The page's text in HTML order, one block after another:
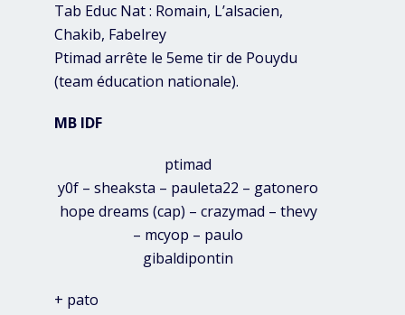
Tab Educ Nat : Romain, L’alsacien,
Chakib, Fabelrey
Ptimad arrête le 5eme tir de Pouydu
(team éducation nationale).
MB IDF
ptimad
y0f – sheaksta – pauleta22 – gatonero
hope dreams (cap) – crazymad – thevy
– mcyop – paulo
gibaldipontin
+ pato